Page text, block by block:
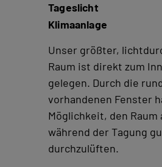
Tageslicht
Klimaanlage
Unser größter,
Raum ist direkt zum
gelegen. Durch die
vorhandenen Fenster
Möglichkeit, den Raum
während der Tagung
durchzulüften.